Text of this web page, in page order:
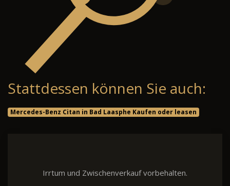
Stattdessen können Sie auch:
Mercedes-Benz Citan in Bad Laasphe Kaufen oder leasen
Irrtum und Zwischenverkauf vorbehalten.